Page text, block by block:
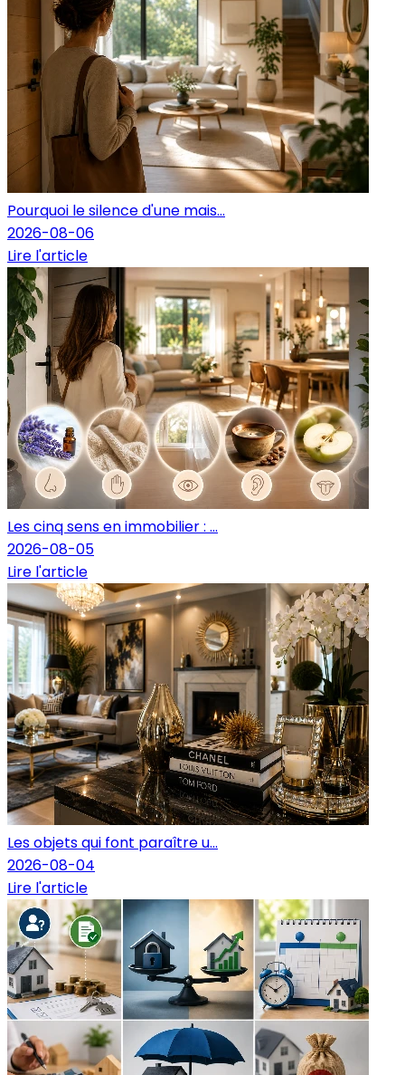
Pourquoi le silence d'une mais...
2026-08-06
Lire l'article
Les cinq sens en immobilier : ...
2026-08-05
Lire l'article
Les objets qui font paraître u...
2026-08-04
Lire l'article